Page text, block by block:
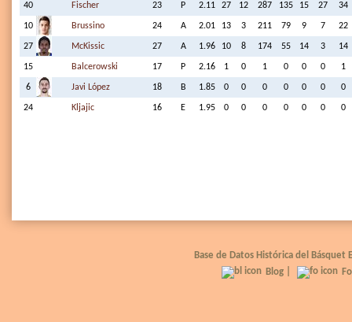
40 Fischer 23 P 2.11 27 12 287 135 15 27 34
10 Brussino 24 A 2.01 13 3 211 79 9 7 22
27 McKissic 27 A 1.96 10 8 174 55 14 3 14
15 Balcerowski 17 P 2.16 1 0 1 0 0 0 1
6 Javi López 18 B 1.85 0 0 0 0 0 0 0
24 Kljajic 16 E 1.95 0 0 0 0 0 0 0
Base de Datos Histórica del
Blog